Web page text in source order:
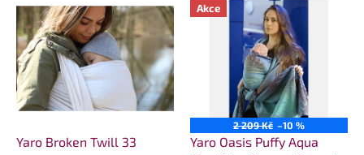
p
p
Yaro Broken Twill 33
Akce
2 209 Kč –10 %
Yaro Oasis Puffy Aqua